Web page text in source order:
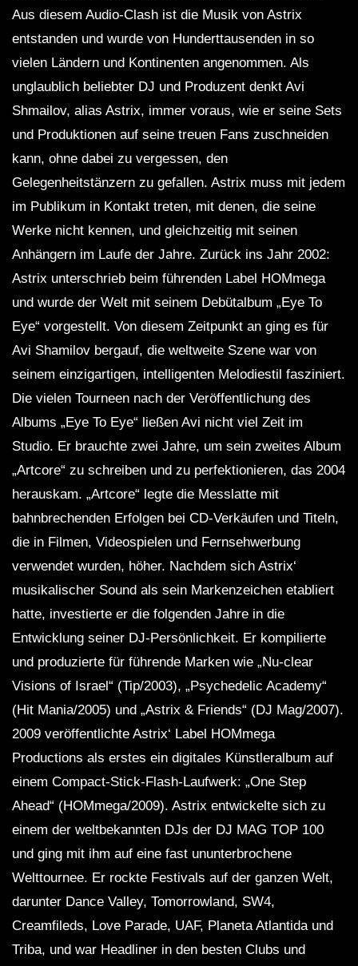
Aus diesem Audio-Clash ist die Musik von Astrix
entstanden und wurde von Hunderttausenden in so
vielen Ländern und Kontinenten angenommen. Als
unglaublich beliebter DJ und Produzent denkt Avi
Shmailov, alias Astrix, immer voraus, wie er seine Sets
und Produktionen auf seine treuen Fans zuschneiden
kann, ohne dabei zu vergessen, den
Gelegenheitstänzern zu gefallen. Astrix muss mit jedem
im Publikum in Kontakt treten, mit denen, die seine
Werke nicht kennen, und gleichzeitig mit seinen
Anhängern im Laufe der Jahre. Zurück ins Jahr 2002:
Astrix unterschrieb beim führenden Label HOMmega
und wurde der Welt mit seinem Debütalbum „Eye To
Eye“ vorgestellt. Von diesem Zeitpunkt an ging es für
Avi Shamilov bergauf, die weltweite Szene war von
seinem einzigartigen, intelligenten Melodiestil fasziniert.
Die vielen Tourneen nach der Veröffentlichung des
Albums „Eye To Eye“ ließen Avi nicht viel Zeit im
Studio. Er brauchte zwei Jahre, um sein zweites Album
„Artcore“ zu schreiben und zu perfektionieren, das 2004
herauskam. „Artcore“ legte die Messlatte mit
bahnbrechenden Erfolgen bei CD-Verkäufen und Titeln,
die in Filmen, Videospielen und Fernsehwerbung
verwendet wurden, höher. Nachdem sich Astrix‘
musikalischer Sound als sein Markenzeichen etabliert
hatte, investierte er die folgenden Jahre in die
Entwicklung seiner DJ-Persönlichkeit. Er kompilierte
und produzierte für führende Marken wie „Nu-clear
Visions of Israel“ (Tip/2003), „Psychedelic Academy“
(Hit Mania/2005) und „Astrix & Friends“ (DJ Mag/2007).
2009 veröffentlichte Astrix‘ Label HOMmega
Productions als erstes ein digitales Künstleralbum auf
einem Compact-Stick-Flash-Laufwerk: „One Step
Ahead“ (HOMmega/2009). Astrix entwickelte sich zu
einem der weltbekannten DJs der DJ MAG TOP 100
und ging mit ihm auf eine fast ununterbrochene
Welttournee. Er rockte Festivals auf der ganzen Welt,
darunter Dance Valley, Tomorrowland, SW4,
Creamfileds, Love Parade, UAF, Planeta Atlantida und
Triba, und war Headliner in den besten Clubs und